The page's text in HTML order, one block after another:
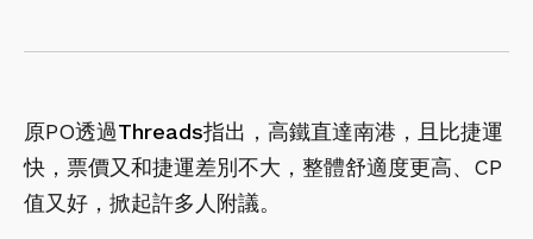
原PO透過Threads指出，高鐵直達南港，且比捷運
快，票價又和捷運差別不大，整體舒適度更高、CP
值又好，掀起許多人附議。